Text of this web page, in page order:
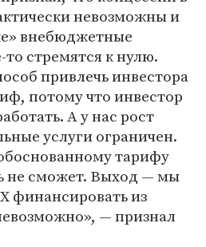
невозможны и
внебюджетные
стремятся к нулю.
привлечь инвестора
потому что инвестор
А у нас рост
услуги ограничен.
тарифу
не сможет. Выход — мы
из
— признал